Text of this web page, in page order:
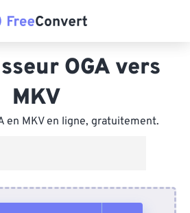
OGA vers
MKV
en MKV en ligne, gratuitement.